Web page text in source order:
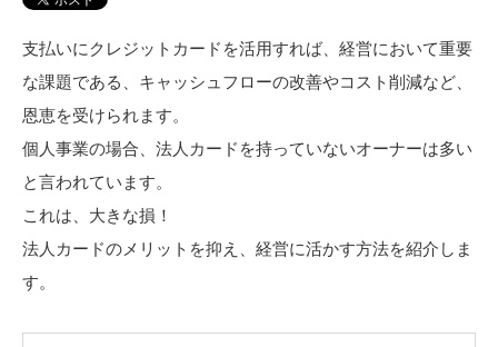
支払いにクレジットカードを活用すれば、経営において重要
な課題である、キャッシュフローの改善やコスト削減など、
恩恵を受けられます。
個人事業の場合、法人カードを持っていないオーナーは多い
と言われています。
これは、大きな損！
法人カードのメリットを抑え、経営に活かす方法を紹介しま
す。